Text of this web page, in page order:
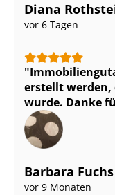
Diana
vor 6 Tagen
erstellt werden,
wurde. Danke
Barbara Fuchs
vor 9 Monaten